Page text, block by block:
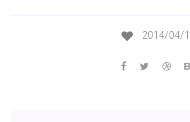
2014/04/